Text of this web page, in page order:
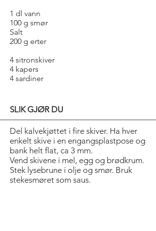
1 dl vann
100 g smør
Salt
200 g erter
4 sitronskiver
4 kapers
4 sardiner
SLIK GJØR DU
Del kalvekjøttet i fire skiver. Ha hver
enkelt skive i en engangsplastpose og
bank helt flat, ca 3 mm.
Vend skivene i mel, egg og brødkrum.
Stek lysebrune i olje og smør. Bruk
stekesmøret som saus.